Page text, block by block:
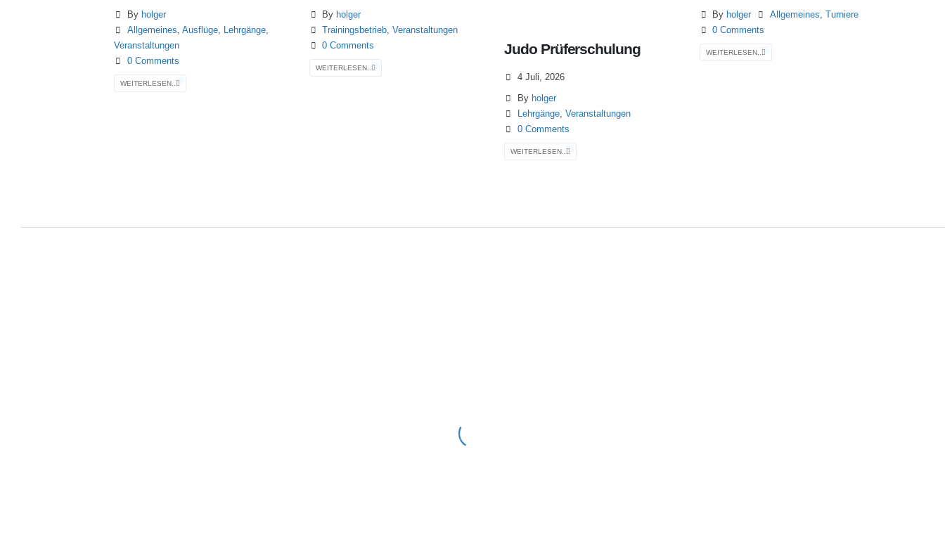
By holger
Allgemeines, Ausflüge, Lehrgänge,
Veranstaltungen
0 Comments
WEITERLESEN...
By holger
Trainingsbetrieb,Veranstaltungen
0 Comments
WEITERLESEN...
Judo Prüferschulung
4 Juli, 2026
By holger
Lehrgänge, Veranstaltungen
0 Comments
WEITERLESEN...
By holger Allgemeines,
Turniere
0 Comments
WEITERLESEN...